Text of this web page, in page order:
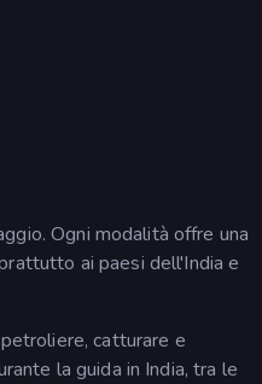
Ogni modalità offre una
ai paesi dell'India e
catturare e
la guida in India, tra le